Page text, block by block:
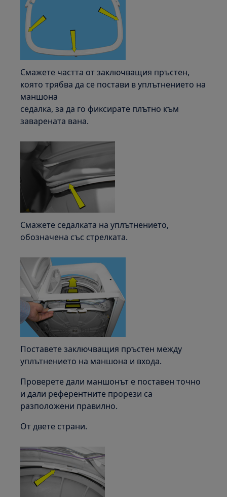
Смажете частта от заключващия пръстен,
която трябва да се постави в уплътнението на
маншона
седалка, за да го фиксирате плътно към
заварената вана.
Смажете седалката на уплътнението,
обозначена със стрелката.
Поставете заключващия пръстен между
уплътнението на маншона и входа.
Проверете дали маншонът е поставен точно
и дали референтните прорези са
разположени правилно.
От двете страни.